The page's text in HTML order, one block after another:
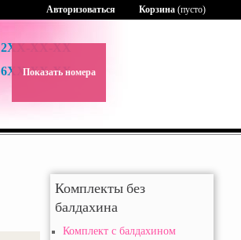
2XX-XX-XX
6XX-XX-XX
Показать номера
Корзина (пусто)
Авторизоваться
Комплекты без
балдахина
Комплект с балдахином